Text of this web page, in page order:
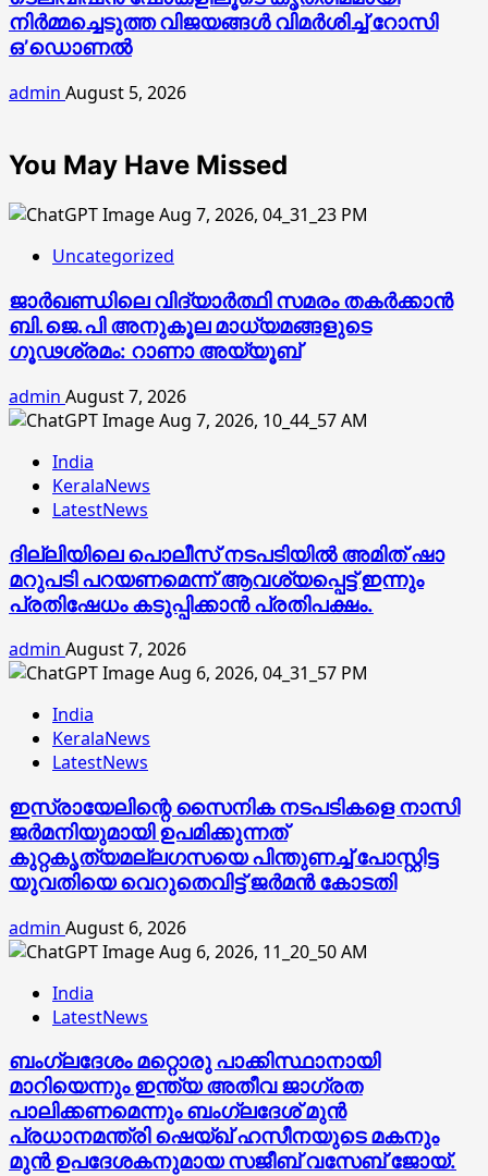
നിര്‍മ്മച്ചെടുത്ത വിജയങ്ങള്‍ വിമര്‍ശിച്ച് റോസി
ഒ’ഡൊണല്‍
admin August 5, 2026
You May Have Missed
Uncategorized
ജാര്‍ഖണ്ഡിലെ വിദ്യാര്‍ത്ഥി സമരം തകര്‍ക്കാന്‍
ബി.ജെ.പി അനുകൂല മാധ്യമങ്ങളുടെ
ഗൂഢശ്രമം: റാണാ അയ്യൂബ്
admin August 7, 2026
India
KeralaNews
LatestNews
ദില്ലിയിലെ പൊലീസ് നടപടിയിൽ അമിത് ഷാ
മറുപടി പറയണമെന്ന് ആവശ്യപ്പെട്ട് ഇന്നും
പ്രതിഷേധം കടുപ്പിക്കാൻ പ്രതിപക്ഷം.
admin August 7, 2026
India
KeralaNews
LatestNews
ഇസ്രായേലിന്റെ സൈനിക നടപടികളെ നാസി
ജര്‍മനിയുമായി ഉപമിക്കുന്നത്
കുറ്റകൃത്യമല്ലഗസയെ പിന്തുണച്ച് പോസ്റ്റിട്ട
യുവതിയെ വെറുതെവിട്ട് ജര്‍മന്‍ കോടതി
admin August 6, 2026
India
LatestNews
ബംഗ്ലദേശം മറ്റൊരു പാക്കിസ്ഥാനായി
മാറിയെന്നും ഇന്ത്യ അതീവ ജാഗ്രത
പാലിക്കണമെന്നും ബംഗ്ലദേശ് മുൻ
പ്രധാനമന്ത്രി ഷെയ്ഖ് ഹസീനയുടെ മകനും
മുൻ ഉപദേശകനുമായ സജീബ് വസേബ് ജോയ്.